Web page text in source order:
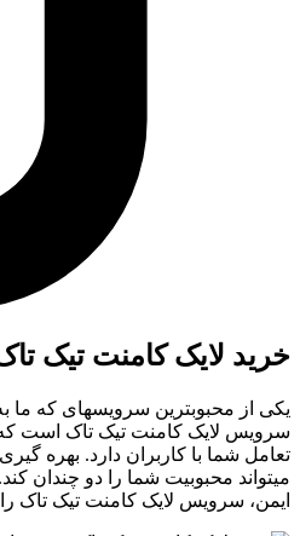
خرید لایک کامنت تیک تاک
یکی از محبوبترین سرویسهای که ما
سرویس لایک کامنت تیک تاک است که
تعامل شما با کاربران دارد. بهره‌
میتواند محبوبیت شما را دو چندان
ایمن، سرویس لایک کامنت تیک تاک